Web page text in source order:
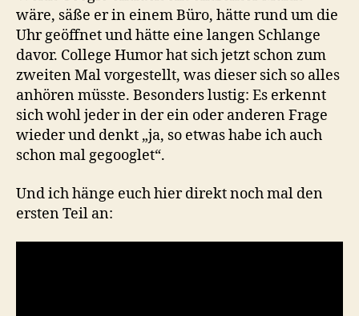
wäre, säße er in einem Büro, hätte rund um die
Uhr geöffnet und hätte eine langen Schlange
davor. College Humor hat sich jetzt schon zum
zweiten Mal vorgestellt, was dieser sich so alles
anhören müsste. Besonders lustig: Es erkennt
sich wohl jeder in der ein oder anderen Frage
wieder und denkt „ja, so etwas habe ich auch
schon mal gegooglet“.
Und ich hänge euch hier direkt noch mal den
ersten Teil an: